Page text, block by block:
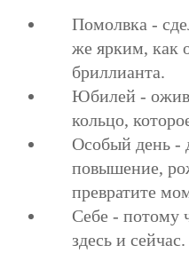
Помолвка -
же ярким, как
бриллианта.
Юбилей -
кольцо,
Особый день -
повышение,
превратите
Себе - потому
здесь и сейчас.